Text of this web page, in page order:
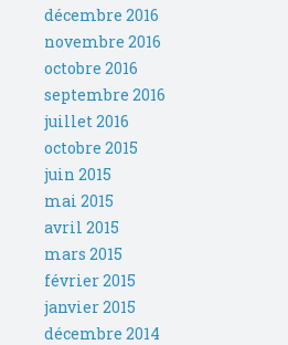
décembre 2016
novembre 2016
octobre 2016
septembre 2016
juillet 2016
octobre 2015
juin 2015
mai 2015
avril 2015
mars 2015
février 2015
janvier 2015
décembre 2014